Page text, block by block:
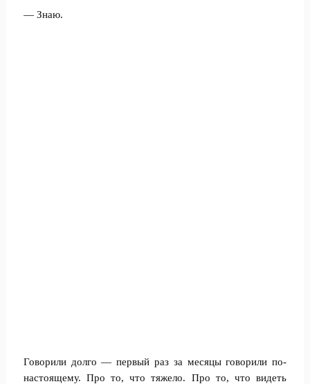
— Знаю.
Говорили долго — первый раз за месяцы говорили по-
настоящему. Про то, что тяжело. Про то, что видеть